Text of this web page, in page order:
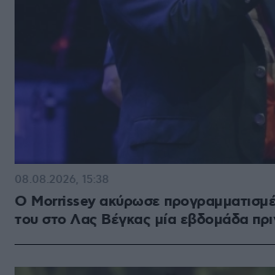
Ο Morrissey ακύρωσε
του στο Λας Βέγκας μία εβδομάδα
08.08.2026, 15:38